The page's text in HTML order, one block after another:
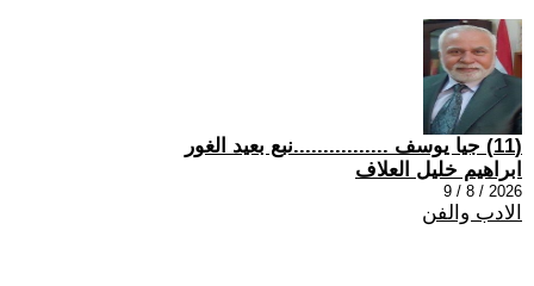
(11) جيا يوسف ................نبع بعيد الغور
ابراهيم خليل العلاف
2026 / 8 / 9
الادب والفن